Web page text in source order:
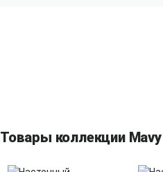
Товары коллекции Mavy